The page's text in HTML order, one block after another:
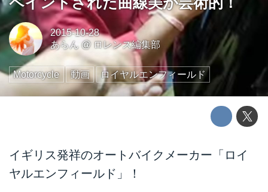
2015-10-28
あらん@ ロレンス編集部
Motorcycle 動画 ロイヤルエンフィールド
イギリス発祥のオートバイクメーカー「ロイ
ヤルエンフィールド」！